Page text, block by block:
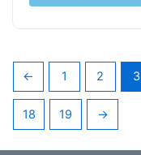
← 1 2 3
18 19 →